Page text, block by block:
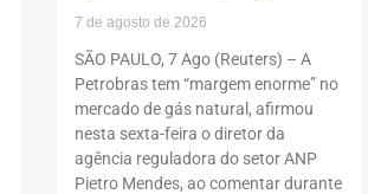
7 de agosto de 2026
SÃO PAULO, 7 Ago (Reuters) – A
Petrobras tem “margem enorme” no
mercado de gás natural, afirmou
nesta sexta-feira o diretor da
agência reguladora do setor ANP
Pietro Mendes, ao comentar durante